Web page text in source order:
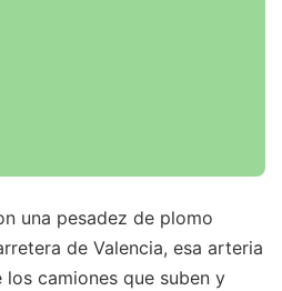
una pesadez de plomo
de Valencia, esa arteria
camiones que suben y